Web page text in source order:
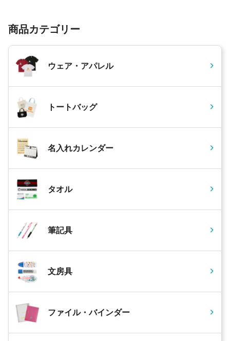
商品カテゴリー
ウェア・アパレル
トートバッグ
名入れカレンダー
タオル
筆記具
文房具
ファイル・バインダー